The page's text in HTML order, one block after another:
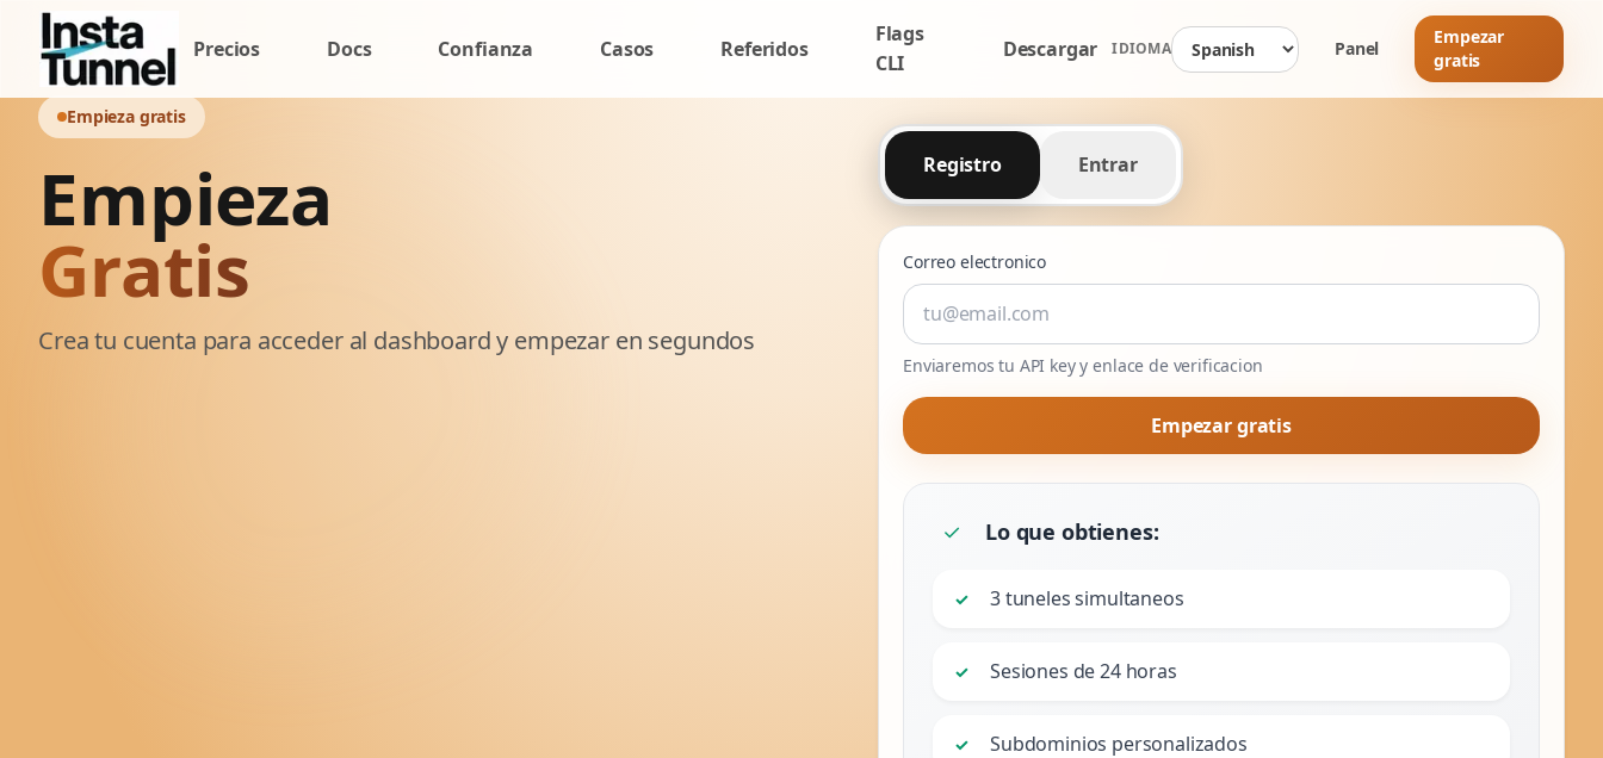
Precios Docs Confianza Casos Referidos
Flags
CLI
Descargar IDIOMA Panel
Empezar
gratis
Empieza gratis
Empieza
Gratis
Crea tu cuenta para acceder al dashboard y empezar en segundos
Registro Entrar
Correo electronico
Enviaremos tu API key y enlace de verificacion
Empezar gratis
✓ Lo que obtienes:
✓ 3 tuneles simultaneos
✓ Sesiones de 24 horas
✓ Subdominios personalizados